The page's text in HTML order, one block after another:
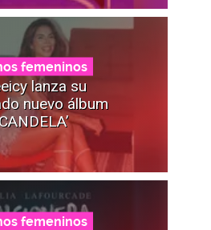
femeninos
lanza su
nuevo álbum
femeninos